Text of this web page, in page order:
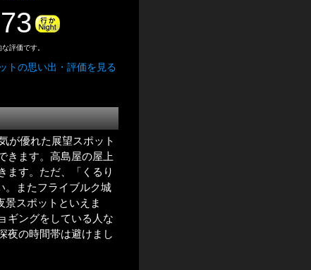
73
評価です。
トの思い出・評価を見る
が優れた展望スポット
きます。高島屋の屋上
ます。ただ、「くるり
。またフライブルク城
景スポットといえま
ギングをしている人な
夜の時間帯は避けまし